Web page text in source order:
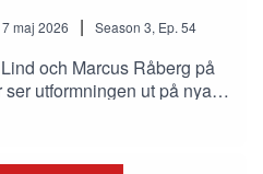
maj 2026 | Season 3, Ep. 54
och Marcus Råberg på
utformningen ut på nya
företag sugna att följa
är deras drömscenario